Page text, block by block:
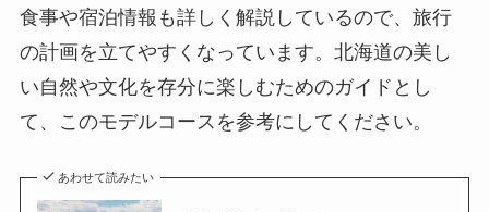
食事や宿泊情報も詳しく解説しているので、旅行
の計画を立てやすくなっています。北海道の美し
い自然や文化を存分に楽しむためのガイドとし
て、このモデルコースを参考にしてください。
あわせて読みたい